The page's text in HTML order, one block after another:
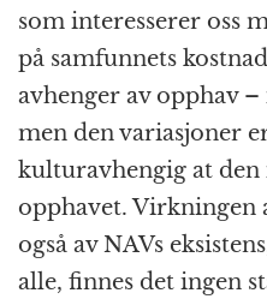
som interesserer oss
på samfunnets
avhenger av opphav
men den variasjoner
kultur­avhengig at den
opphavet. Virkningen
også av NAVs
alle, finnes det ingen